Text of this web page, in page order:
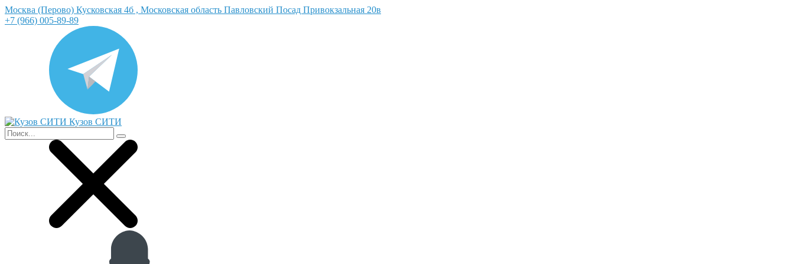
Москва (Перово) Кусковская 4б , Московская область Павловский Посад Привокзальная 20в
+7 (966) 005-89-89
Кузов СИТИ